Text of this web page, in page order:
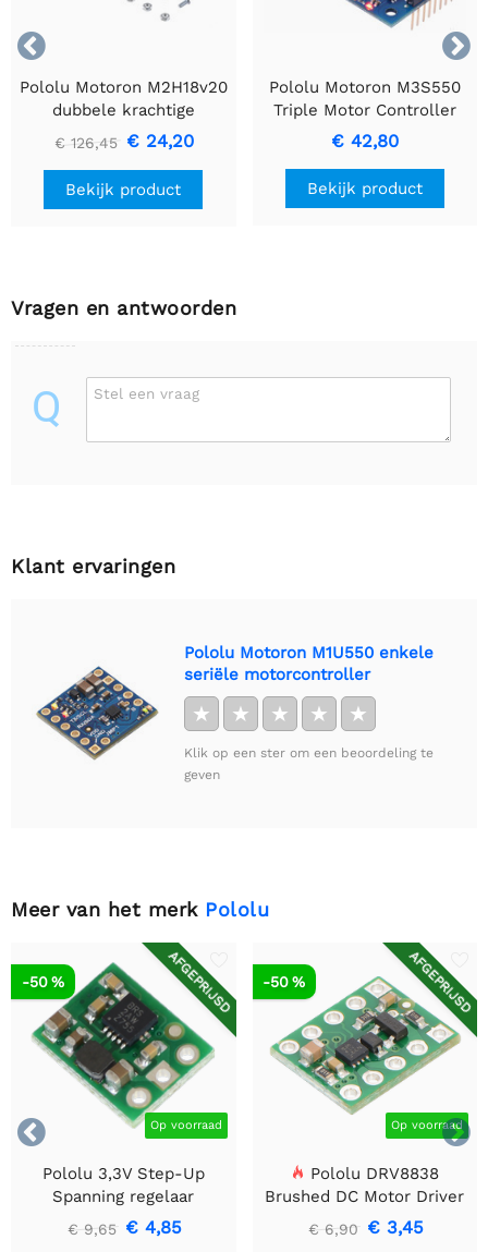


Pololu Motoron M2H18v20
dubbele krachtige
motorcontroller voor
Raspberry Pi (connectoren
gesoldeerd)
€ 126,45 € 24,20
Bekijk product
Pololu Motoron M3S550
Triple Motor Controller
shield voor Arduino
(connectoren gesoldeerd)
€ 42,80
Bekijk product
Vragen en antwoorden
Q Stel een vraag
Klant ervaringen
Pololu Motoron M1U550 enkele
seriële motorcontroller
★ ★ ★ ★ ★
Klik op een ster om een beoordeling te
geven
Meer van het merk Pololu


AFGEPRIJSD
Op voorraad
-50 %
Pololu 3,3V Step-Up
Spanning regelaar
U1V10F3
€ 9,65 € 4,85
AFGEPRIJSD
Op voorraad
-50 %
Pololu DRV8838
Brushed DC Motor Driver
€ 6,90 € 3,45